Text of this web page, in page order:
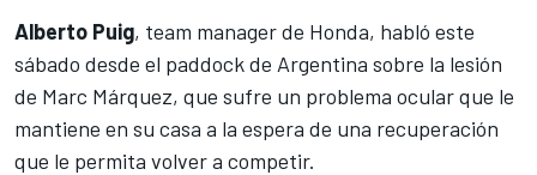
Alberto Puig, team manager de Honda, habló este
sábado desde el paddock de Argentina sobre la lesión
de Marc Márquez, que sufre un problema ocular que le
mantiene en su casa a la espera de una recuperación
que le permita volver a competir.